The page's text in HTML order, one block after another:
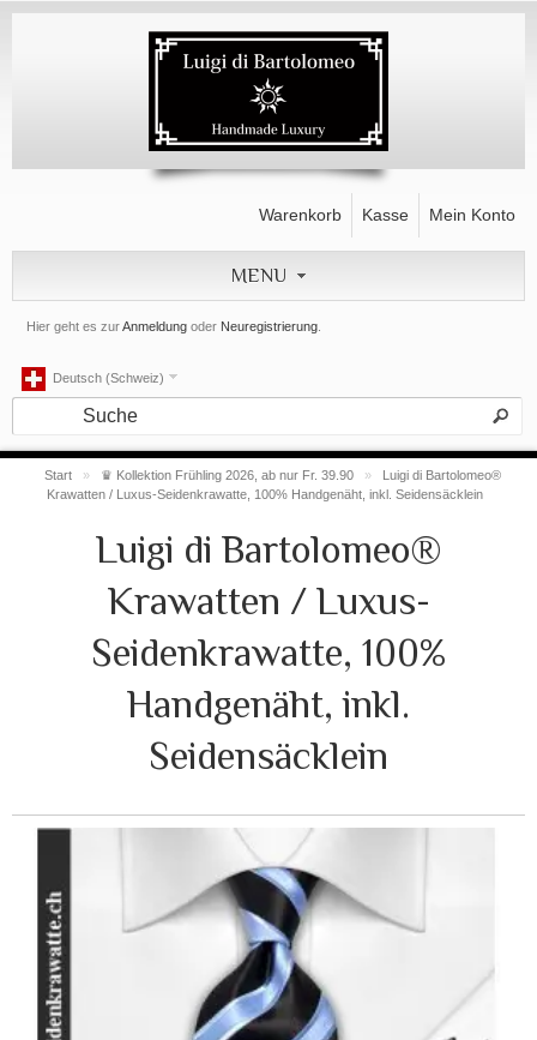
Hier geht es zurAnmeldung oder Neuregistrierung
Warenkorb Kasse Mein Konto
MENU
Deutsch (Schweiz)
Start » ♛ Kollektion Frühling 2026, ab nur Fr. 39.90 »
Luigi di Bartolomeo®
Krawatten / Luxus-Seidenkrawatte, 100% Handgenäht, inkl. Seidensäcklein
Luigi di Bartolomeo®
Krawatten / Luxus-
Seidenkrawatte, 100%
Handgenäht, inkl.
Seidensäcklein